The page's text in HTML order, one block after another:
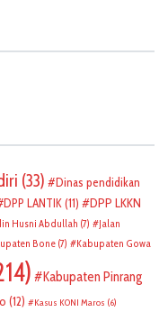
(33)
Dinas pendidikan
DPP LANTIK(11)
DPP LKKN
Husni Abdullah (7)
Jalan
Bone (7) Kabupaten Gowa
Kabupaten Pinrang
(12) Kasus KONI Maros (6)